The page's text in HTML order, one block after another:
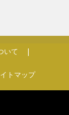
いて
トマップ